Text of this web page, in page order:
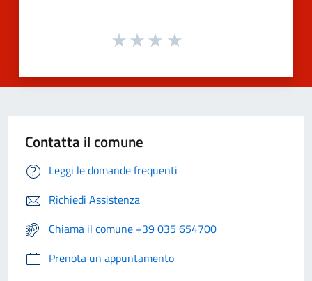
Contatta il comune
Leggi le domande frequenti
Richiedi Assistenza
Chiama il comune +39 035 654700
Prenota un appuntamento